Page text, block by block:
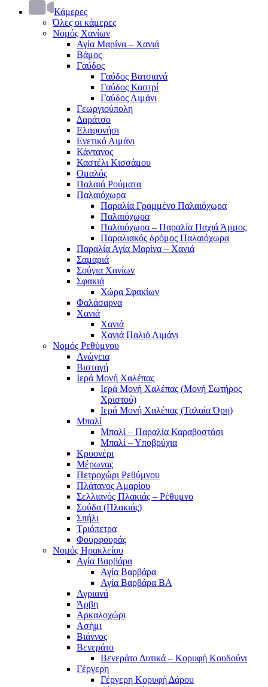
Κάμερες
Όλες οι κάμερες
Νομός Χανίων
Αγία Μαρίνα – Χανιά
Βάμος
Γαύδος
Γαύδος Βατσιανά
Γαύδος Καστρί
Γαύδος Λιμάνι
Γεωργιούπολη
Δαράτσο
Ελαφονήσι
Ενετικό Λιμάνι
Κάντανος
Καστέλι Κισσάμου
Ομαλός
Παλαιά Ρούματα
Παλαιόχωρα
Παραλία Γραμμένο Παλαιόχωρα
Παλαιόχωρα
Παλαιόχωρα – Παραλία Παχιά Άμμος
Παραλιακός δρόμος Παλαιόχωρα
Παραλία Αγία Μαρίνα – Χανιά
Σαμαριά
Σούγια Χανίων
Σφακιά
Χώρα Σφακίων
Φαλάσαρνα
Χανιά
Χανιά
Χανιά Παλιό Λιμάνι
Νομός Ρεθύμνου
Ανώγεια
Βισταγή
Ιερά Μονή Χαλέπας
Ιερά Μονή Χαλέπας (Μονή Σωτήρος
Χριστού)
Ιερά Μονή Χαλέπας (Ταλαία Όρη)
Μπαλί
Μπαλί – Παραλία Καραβοστάσι
Μπαλί – Υποβρύχια
Κρυονέρι
Μέρωνας
Πετροχώρι Ρεθύμνου
Πλάτανος Αμαρίου
Σελλιανός Πλακιάς – Ρέθυμνο
Σούδα (Πλακιάς)
Σπήλι
Τριόπετρα
Φουρφουράς
Νομός Ηρακλείου
Αγία Βαρβάρα
Αγία Βαρβάρα
Αγία Βαρβάρα ΒΑ
Αγριανά
Άρβη
Αρκαλοχώρι
Ασήμι
Βιάννος
Βενεράτο
Βενεράτο Δυτικά – Κορυφή Κουδούνι
Γέργερη
Γέργερη Κορυφή Δάρου